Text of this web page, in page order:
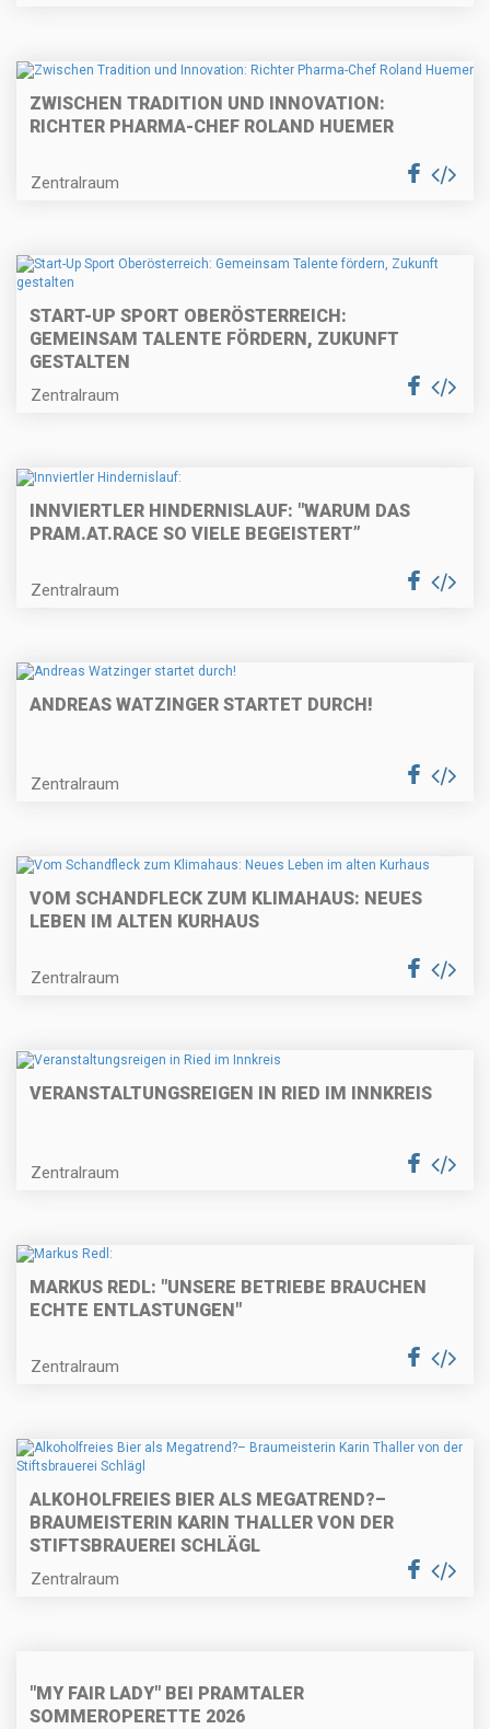
ZWISCHEN TRADITION UND INNOVATION:
RICHTER PHARMA-CHEF ROLAND HUEMER
Zentralraum
START-UP SPORT OBERÖSTERREICH:
GEMEINSAM TALENTE FÖRDERN, ZUKUNFT
GESTALTEN
Zentralraum
INNVIERTLER HINDERNISLAUF: "WARUM DAS
PRAM.AT.RACE SO VIELE BEGEISTERT”
Zentralraum
ANDREAS WATZINGER STARTET DURCH!
Zentralraum
VOM SCHANDFLECK ZUM KLIMAHAUS: NEUES
LEBEN IM ALTEN KURHAUS
Zentralraum
VERANSTALTUNGSREIGEN IN RIED IM INNKREIS
Zentralraum
MARKUS REDL: "UNSERE BETRIEBE BRAUCHEN
ECHTE ENTLASTUNGEN"
Zentralraum
ALKOHOLFREIES BIER ALS MEGATREND?–
BRAUMEISTERIN KARIN THALLER VON DER
STIFTSBRAUEREI SCHLÄGL
Zentralraum
"MY FAIR LADY" BEI PRAMTALER
SOMMEROPERETTE 2026